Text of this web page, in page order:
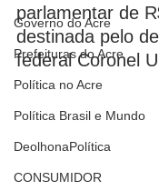
Governo do Acre
Prefeituras do Acre
Política no Acre
Política Brasil e Mundo
DeolhonaPolítica
CONSUMIDOR
parlamentar de
destinada pelo
federal Coronel